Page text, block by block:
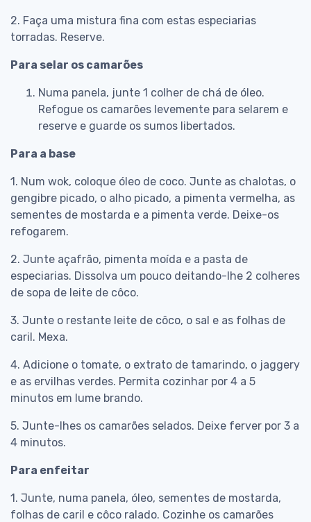
2. Faça uma mistura fina com estas especiarias
torradas. Reserve.
Para selar os camarões
Numa panela, junte 1 colher de chá de óleo.
Refogue os camarões levemente para selarem e
reserve e guarde os sumos libertados.
Para a base
1. Num wok, coloque óleo de coco. Junte as chalotas, o
gengibre picado, o alho picado, a pimenta vermelha, as
sementes de mostarda e a pimenta verde. Deixe-os
refogarem.
2. Junte açafrão, pimenta moída e a pasta de
especiarias. Dissolva um pouco deitando-lhe 2 colheres
de sopa de leite de côco.
3. Junte o restante leite de côco, o sal e as folhas de
caril. Mexa.
4. Adicione o tomate, o extrato de tamarindo, o jaggery
e as ervilhas verdes. Permita cozinhar por 4 a 5
minutos em lume brando.
5. Junte-lhes os camarões selados. Deixe ferver por 3 a
4 minutos.
Para enfeitar
1. Junte, numa panela, óleo, sementes de mostarda,
folhas de caril e côco ralado. Cozinhe os camarões